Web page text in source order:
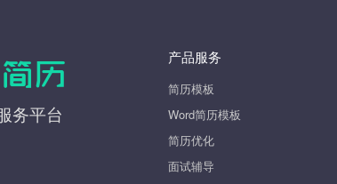
务平台
产品服务
简历模板
Word简历模板
简历优化
面试辅导